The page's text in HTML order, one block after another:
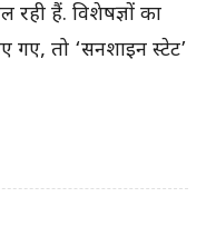
हैं. विशेषज्ञों का
तो ‘सनशाइन स्टेट’